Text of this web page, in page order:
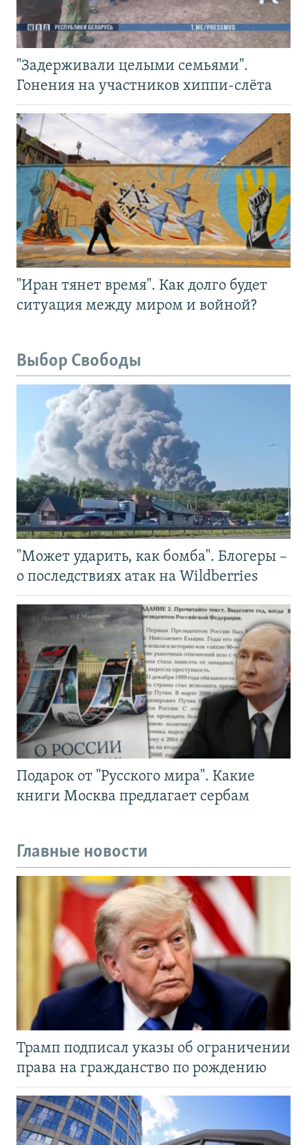
"Задерживали целыми семьями".
Гонения на участников хиппи-слёта
"Иран тянет время". Как долго будет
ситуация между миром и войной?
Выбор Свободы
"Может ударить, как бомба". Блогеры –
о последствиях атак на Wildberries
Подарок от "Русского мира". Какие
книги Москва предлагает сербам
Главные новости
Трамп подписал указы об ограничении
права на гражданство по рождению